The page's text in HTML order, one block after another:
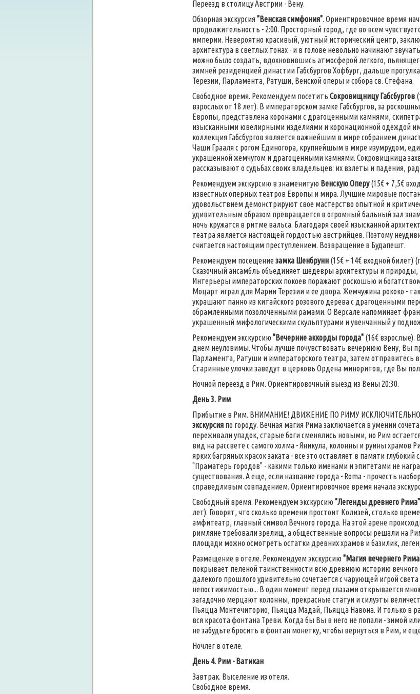
Переезд в столицу Австрии - Вену.
Обзорная экскурсия"Венская симфония". Ориентировочное время
продолжительность - 2:00. Просторный город, где во всем
империи. Невероятно красивый, уютный исторический центр,
архитектура в светлых тонах - и в голове невольно начинают
можно было создать, вдохновившись атмосферой легкого,
зимней резиденцией династии Габсбургов Хофбург, дальше
Терезии, Парламента, Ратуши, Венской оперы и собора св. Стефана.
Свободное время. Рекомендуем посетить Сокровищницу Габсбургов
взрослых от 18 лет). В императорском замке Габсбургов, за
Европы, представлена коронами с драгоценными камнями,
изысканными ювелирными изделиями и коронационной одеждой
коллекция Габсбургов является важнейшим в мире собранием
Чаши Грааля с рогом Единогора, крупнейшым в мире изумрудом,
украшенной жемчугом и драгоценными камнями. Сокровищница
рассказывают о судьбах своих владельцев: их взлеты и падения,
Рекомендуем экскурсию в знаменитую Венскую Оперу(15€ + 7,5€
известных оперных театров Европы и мира. Лучшие мировые
удовольствием демонстрируют свое мастерство опытной и
удивительным образом превращается в огромный бальный зал
ночь кружатся в ритме вальса. Благодаря своей изысканной
театра является настоящей гордостью австрийцев. Поэтому
считается настоящим преступлением. Возвращение в Будапешт.
Рекомендуем посещениезамка Шенбрунн (15€ + 14€ входной билет)
Сказочный ансамбль объединяет шедевры архитектуры и природы,
Интерьеры императорских покоев поражают роскошью и
Моцарт играл для Марии Терезии и ее двора. Жемчужина рококо -
украшают панно из китайского розового дерева с драгоценными
обрамленными позолоченными рамами. О Версале напоминает
украшенный мифологическими скульптурами и увенчанный у
Рекомендуем экскурсию "Вечерние аккорды города" (16€ взрослые).
днем неуловимы. Чтобы лучше почувствовать вечернюю Вену, Вы
Парламента, Ратуши и императорского театра, затем
Старинные улочки заведут в церковь Ордена миноритов, где Вы
Ночной переезд в Рим. Ориентировочный выезд из Вены 20:30.
День 3. Рим
Прибытие в Рим. ВНИМАНИЕ! ДВИЖЕНИЕ ПО РИМУ
экскурсия по городу. Вечная магия Рима заключается в умении
переживали упадок, старые боги сменялись новыми, но Рим
вид на рассвете с самого холма - Яникула, колонны и руины храмов
ярких багряных красок заката - все это оставляет в памяти
"Праматерь городов" - какими только именами и эпитетами не
существования. А еще, если название города - Roma - прочесть
справедливым совпадением. Ориентировочное время начала
Свободный время. Рекомендуем экскурсию "Легенды древнего Рима"
лет). Говорят, что сколько времени простоит Колизей, столько
амфитеатр, главный символ Вечного города. На этой арене
римляне требовали зрелищ, а общественные вопросы решали на
площади можно осмотреть остатки древних храмов и базилик,
Размещение в отеле. Рекомендуем экскурсию "Магия вечернего
покрывает пеленой таинственности всю древнюю историю
далекого прошлого удивительно сочетается с чарующей игрой
непостижимостью... В один момент перед глазами открывается
загадочно мерцают колонны, прекрасные статуи и силуэты
Пьяцца Монтечиторио, Пьяцца Мадай, Пьяцца Навона. И только в
вся красота фонтана Треви. Когда бы Вы в него не попали - зимой
не забудьте бросить в фонтан монетку, чтобы вернуться в Рим, и
Ночлег в отеле.
День 4. Рим - Ватикан
Завтрак. Выселение из отеля.
Свободное время.